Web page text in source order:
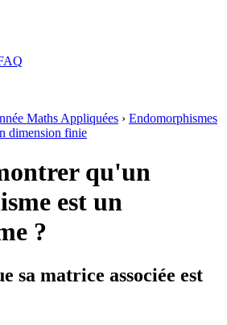
Maths Appliquées › Endomorphismes
dimension finie
qu'un
est un
?
sa matrice associée est